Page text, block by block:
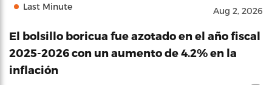
Last Minute Aug 2, 2026
El bolsillo boricua fue azotado en el año fiscal
2025-2026 con un aumento de 4.2% en la
inflación